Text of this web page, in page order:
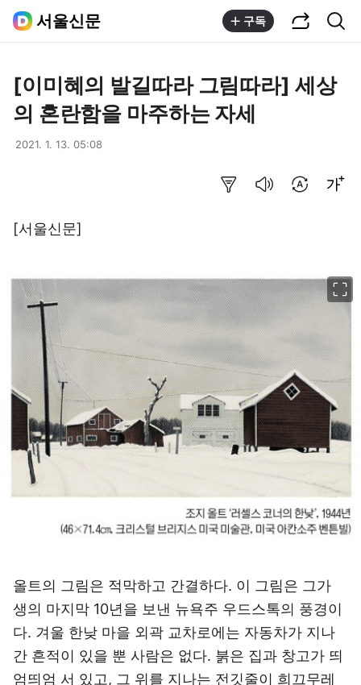
서울신문 구독
[이미혜의 발길따라 그림따라] 세상
의 혼란함을 마주하는 자세
2021. 1. 13. 05:08
[서울신문]
올트의 그림은 적막하고 간결하다. 이 그림은 그가
생의 마지막 10년을 보낸 뉴욕주 우드스톡의 풍경이
다. 겨울 한낮 마을 외곽 교차로에는 자동차가 지나
간 흔적이 있을 뿐 사람은 없다. 붉은 집과 창고가 띄
엄띄엄 서 있고, 그 위를 지나는 전깃줄이 희끄무레